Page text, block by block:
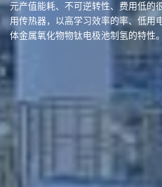
元产值能耗、不可逆转性、费用低的
用传热器，以高学习效率的率、低用
体金属氧化物物钛电极池制氢的特性。